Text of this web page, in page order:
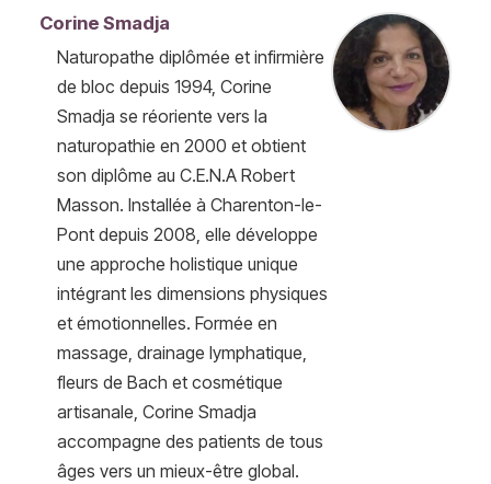
Corine Smadja
Naturopathe diplômée et infirmière
de bloc depuis 1994, Corine
Smadja se réoriente vers la
naturopathie en 2000 et obtient
son diplôme au C.E.N.A Robert
Masson. Installée à Charenton-le-
Pont depuis 2008, elle développe
une approche holistique unique
intégrant les dimensions physiques
et émotionnelles. Formée en
massage, drainage lymphatique,
fleurs de Bach et cosmétique
artisanale, Corine Smadja
accompagne des patients de tous
âges vers un mieux-être global.